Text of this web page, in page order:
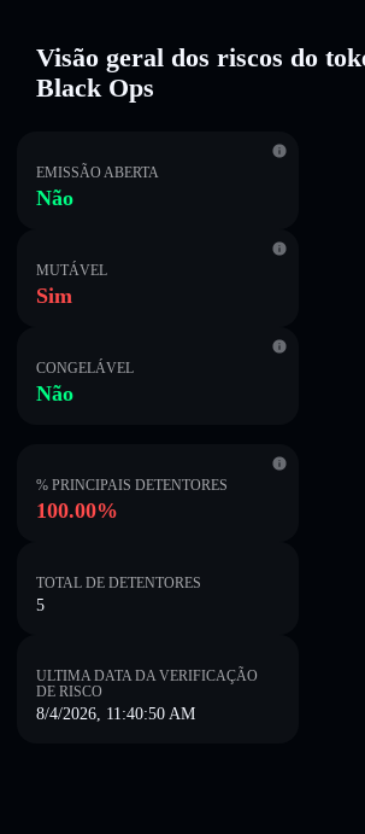
Visão geral dos riscos do
Black Ops
EMISSÃO ABERTA
Não
MUTÁVEL
Sim
CONGELÁVEL
Não
% PRINCIPAIS DETENTORES
100.00%
TOTAL DE DETENTORES
5
ULTIMA DATA DA VERIFICAÇÃO
DE RISCO
8/4/2026, 11:40:50 AM